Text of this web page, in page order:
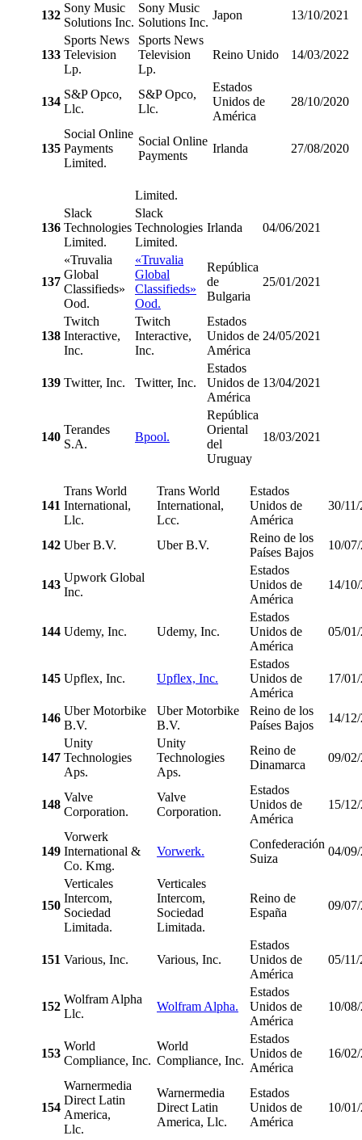
132
Sony Music
Solutions Inc.
Sony Music
Solutions Inc.
Japon 13/10/2021
133
Sports News
Television
Lp.
Sports News
Television
Lp.
Reino Unido 14/03/2022
134
S&P Opco,
Llc.
S&P Opco,
Llc.
Estados
Unidos de
América
28/10/2020
135
Social Online
Payments
Limited.
Social Online
Payments
Irlanda 27/08/2020
Limited.
136
Slack
Technologies
Limited.
Slack
Technologies
Limited.
Irlanda 04/06/2021
137
«Truvalia
Global
Classifieds»
Ood.
«Truvalia
Global
Classifieds»
Ood.
República
de
Bulgaria
25/01/2021
138
Twitch
Interactive,
Inc.
Twitch
Interactive,
Inc.
Estados
Unidos de
América
24/05/2021
139 Twitter, Inc. Twitter, Inc.
Estados
Unidos de
América
13/04/2021
140
Terandes
S.A.
Bpool.
República
Oriental
del
Uruguay
18/03/2021
141
Trans World
International,
Llc.
Trans World
International,
Lcc.
Estados
Unidos de
América
30/
142 Uber B.V. Uber B.V.
Reino de los
Países Bajos
10/
143
Upwork Global
Inc.
Estados
Unidos de
América
14/
144 Udemy, Inc. Udemy, Inc.
Estados
Unidos de
América
05/
145 Upflex, Inc. Upflex, Inc.
Estados
Unidos de
América
17/
146
Uber Motorbike
B.V.
Uber Motorbike
B.V.
Reino de los
Países Bajos
14/
147
Unity
Technologies
Aps.
Unity
Technologies
Aps.
Reino de
Dinamarca
09/
148
Valve
Corporation.
Valve
Corporation.
Estados
Unidos de
América
15/
149
Vorwerk
International &
Co. Kmg.
Vorwerk.
Confederación
Suiza
04/
150
Verticales
Intercom,
Sociedad
Limitada.
Verticales
Intercom,
Sociedad
Limitada.
Reino de
España
09/
151 Various, Inc. Various, Inc.
Estados
Unidos de
América
05/
152
Wolfram Alpha
Llc.
Wolfram Alpha.
Estados
Unidos de
América
10/
153
World
Compliance, Inc.
World
Compliance, Inc.
Estados
Unidos de
América
16/
154
Warnermedia
Direct Latin
America,
Llc.
Warnermedia
Direct Latin
America, Llc.
Estados
Unidos de
América
10/